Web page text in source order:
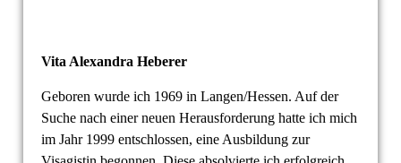
Vita Alexandra Heberer
Geboren wurde ich 1969 in Langen/Hessen. Auf der
Suche nach einer neuen Herausforderung hatte ich mich
im Jahr 1999 entschlossen, eine Ausbildung zur